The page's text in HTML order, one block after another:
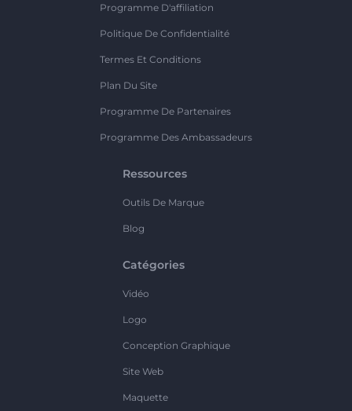
Programme D'affiliation
Politique De Confidentialité
Termes Et Conditions
Plan Du Site
Programme De Partenaires
Programme Des Ambassadeurs
Ressources
Outils De Marque
Blog
Catégories
Vidéo
Logo
Conception Graphique
Site Web
Maquette